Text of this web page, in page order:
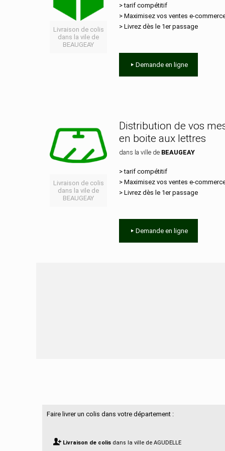
Livraison de colis
dans la vile de
BEAUGEAY
> tarif compétitif
> Maximisez vos ventes
> Livrez dès le 1er passage
Demande en ligne
Livraison de colis
dans la vile de
BEAUGEAY
Distribution de vos
en boite aux lettres
dans la ville de BEAUGEAY
> tarif compétitif
> Maximisez vos ventes
> Livrez dès le 1er passage
Demande en ligne
Faire livrer un colis dans votre département :
Livraison de colisdans la ville de AGUDELLE